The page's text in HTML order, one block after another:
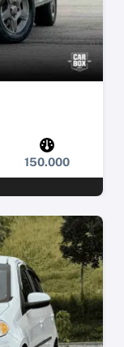
150.000